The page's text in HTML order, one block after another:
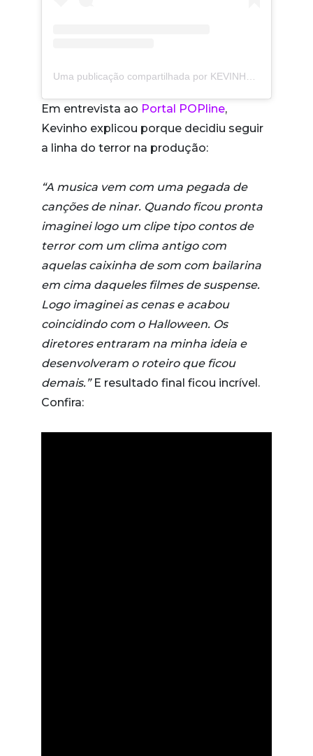
Em entrevista ao Portal POPline,
Kevinho explicou porque decidiu seguir
a linha do terror na produção:
“A musica vem com uma pegada de
canções de ninar. Quando ficou pronta
imaginei logo um clipe tipo contos de
terror com um clima antigo com
aquelas caixinha de som com bailarina
em cima daqueles filmes de suspense.
Logo imaginei as cenas e acabou
coincidindo com o Halloween. Os
diretores entraram na minha ideia e
desenvolveram o roteiro que ficou
demais.”E resultado final ficou incrível.
Confira: